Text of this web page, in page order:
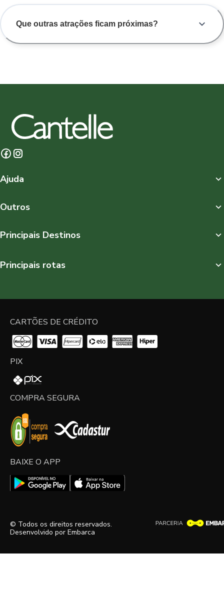
Que outras atrações ficam próximas?
Ajuda
Outros
Principais Destinos
Principais rotas
CARTÕES DE CRÉDITO
PIX
COMPRA SEGURA
BAIXE O APP
© Todos os direitos reservados.
Desenvolvido por Embarca